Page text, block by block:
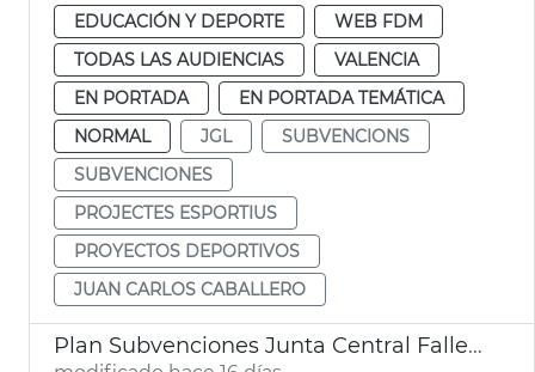
EDUCACIÓN Y DEPORTE
WEB FDM
TODAS LAS AUDIENCIAS
VALENCIA
EN PORTADA
EN PORTADA TEMÁTICA
NORMAL
JGL
SUBVENCIONS
SUBVENCIONES
PROJECTES ESPORTIUS
PROYECTOS DEPORTIVOS
JUAN CARLOS CABALLERO
Plan Subvenciones Junta Central Fallera València